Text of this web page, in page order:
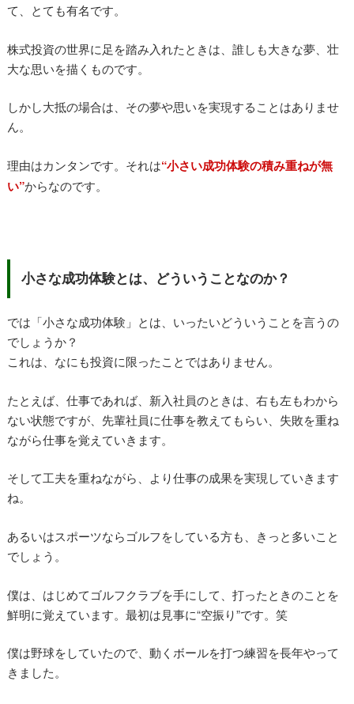
て、とても有名です。
株式投資の世界に足を踏み入れたときは、誰しも大きな夢、壮
大な思いを描くものです。
しかし大抵の場合は、その夢や思いを実現することはありませ
ん。
理由はカンタンです。それは“小さい成功体験の積み重ねが無
い”からなのです。
小さな成功体験とは、どういうことなのか？
では「小さな成功体験」とは、いったいどういうことを言うの
でしょうか？
これは、なにも投資に限ったことではありません。
たとえば、仕事であれば、新入社員のときは、右も左もわから
ない状態ですが、先輩社員に仕事を教えてもらい、失敗を重ね
ながら仕事を覚えていきます。
そして工夫を重ねながら、より仕事の成果を実現していきます
ね。
あるいはスポーツならゴルフをしている方も、きっと多いこと
でしょう。
僕は、はじめてゴルフクラブを手にして、打ったときのことを
鮮明に覚えています。最初は見事に“空振り”です。笑
僕は野球をしていたので、動くボールを打つ練習を長年やって
きました。